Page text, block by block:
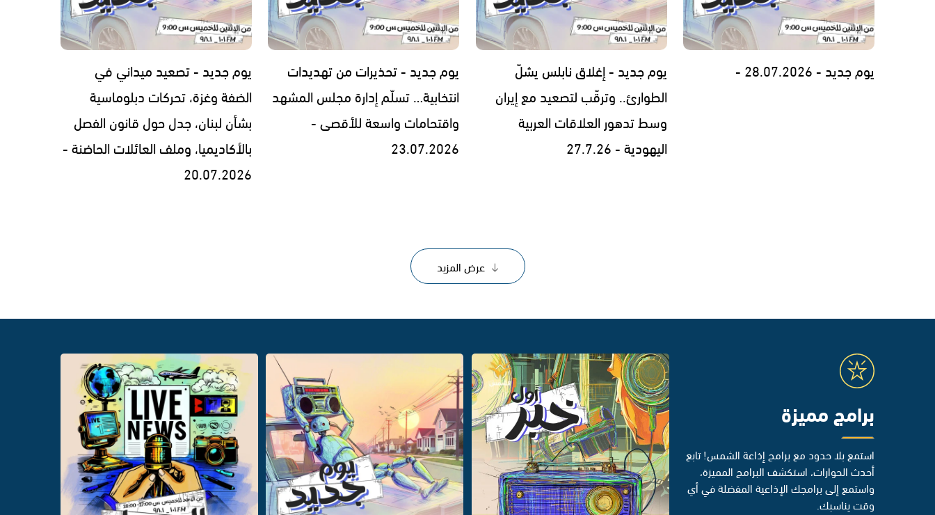
يوم جديد - 28.07.2026 -
يوم جديد - إغلاق نابلس يشلّ
الطوارئ.. وترقّب لتصعيد مع إيران
وسط تدهور العلاقات العربية
اليهودية - 27.7.26
يوم جديد - تحذيرات من تهديدات
انتخابية… تسلّم إدارة مجلس المشهد
واقتحامات واسعة للأقصى -
23.07.2026
يوم جديد - تصعيد ميداني في
الضفة وغزة، تحركات دبلوماسية
بشأن لبنان، جدل حول قانون الفصل
بالأكاديميا، وملف العائلات الحاضنة -
20.07.2026
عرض المزيد
برامج مميزة
استمع بلا حدود مع برامج إذاعة الشمس! تابع
أحدث الحوارات، استكشف البرامج المميزة،
واستمع إلى برامجك الإذاعية المفضلة في أي
وقت يناسبك.